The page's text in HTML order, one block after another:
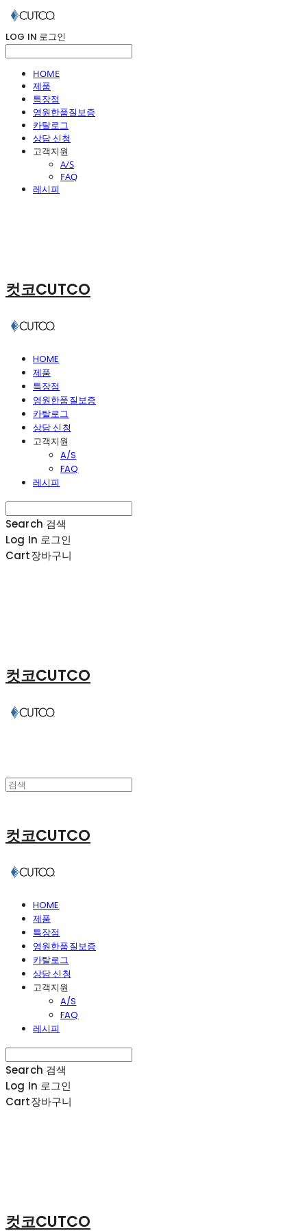
LOG IN 로그인
HOME
제품
특장점
영원한품질보증
카탈로그
상담 신청
고객지원
A/S
FAQ
레시피
컷코CUTCO
HOME
제품
특장점
영원한품질보증
카탈로그
상담 신청
고객지원
A/S
FAQ
레시피
Search 검색
Log In 로그인
Cart장바구니
컷코CUTCO
컷코CUTCO
HOME
제품
특장점
영원한품질보증
카탈로그
상담 신청
고객지원
A/S
FAQ
레시피
Search 검색
Log In 로그인
Cart장바구니
컷코CUTCO